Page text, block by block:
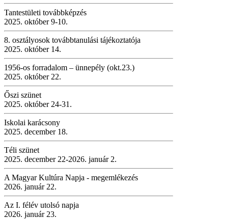
Tantestületi továbbképzés
2025. október 9-10.
8. osztályosok továbbtanulási tájékoztatója
2025. október 14.
1956-os forradalom – ünnepély (okt.23.)
2025. október 22.
Őszi szünet
2025. október 24-31.
Iskolai karácsony
2025. december 18.
Téli szünet
2025. december 22-2026. január 2.
A Magyar Kultúra Napja - megemlékezés
2026. január 22.
Az I. félév utolsó napja
2026. január 23.